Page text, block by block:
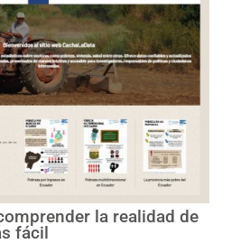
la realidad de
fácil